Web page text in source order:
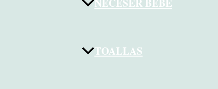
NECESER BEBÉ
TOALLAS